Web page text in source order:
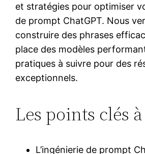
et stratégies pour optimiser
de prompt ChatGPT. Nous
construire des phrases
place des modèles
pratiques à suivre pour des
exceptionnels.
Les points clés
L’ingénierie de prompt